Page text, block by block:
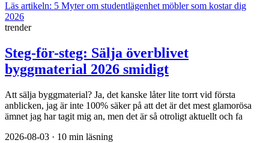
Läs artikeln: 5 Myter om studentlägenhet möbler som kostar dig
2026
trender
Steg-för-steg: Sälja överblivet
byggmaterial 2026 smidigt
Att sälja byggmaterial? Ja, det kanske låter lite torrt vid första
anblicken, jag är inte 100% säker på att det är det mest glamorösa
ämnet jag har tagit mig an, men det är så otroligt aktuellt och fa
2026-08-03 · 10 min läsning